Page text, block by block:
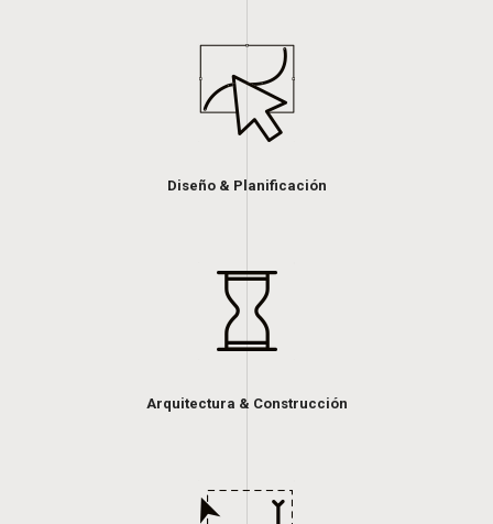
Diseño & Planificación
Arquitectura & Construcción